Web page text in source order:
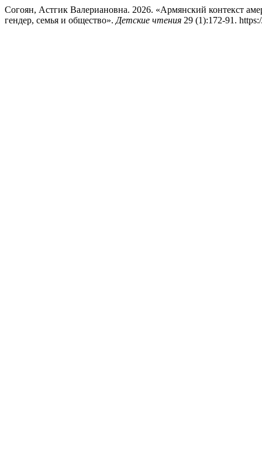
Согоян, Астгик Валериановна. 2026. «Армянский контекст
гендер, семья и общество». Детские чтения 29 (1):172-91.